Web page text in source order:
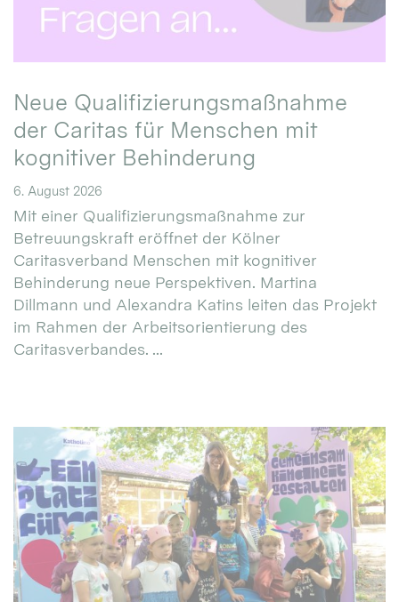
Neue Qualifizierungsmaßnahme
der Caritas für Menschen mit
kognitiver Behinderung
6. August 2026
Mit einer Qualifizierungsmaßnahme zur
Betreuungskraft eröffnet der Kölner
Caritasverband Menschen mit kognitiver
Behinderung neue Perspektiven. Martina
Dillmann und Alexandra Katins leiten das Projekt
im Rahmen der Arbeitsorientierung des
Caritasverbandes. ...